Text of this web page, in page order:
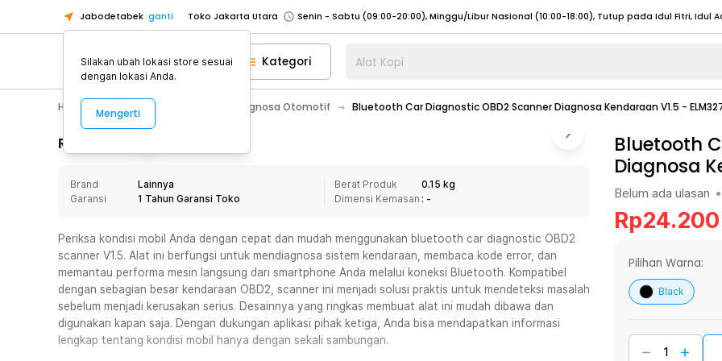
Jabodetabek ganti Toko Jakarta Utara
Toko Tangerang
Toko Cikupa
Pick n Go Jakarta Barat
Senin - Jumat (07:00 - 20:00), Sabtu - Minggu (08:00 - 20:00), Tutup pada Idul Fitri
Pick n Go Bekasi
Senin - Jumat (08:00 - 20:00), Sabtu - Minggu/ Libur Nasional (08:00 - 17:00) Selengkapnya
Senin - Jumat (08:00 - 20:00), Sabtu - Minggu/ Libur Nasional (08:00 - 17:00) Selengkapnya
Senin - Sabtu (09:00-20:00), Minggu/Libur Nasional (12:00-20:00), Tutup pada Idul Fitri
Senin - Sabtu (09:00-20:00), Minggu/Libur Nasional (12:00-20:00), Tutup pada Idul Fitri
Toko Tangerang
Toko Cikupa
Pick n Go Jakarta Barat
Senin - Jumat (07:00 - 20:00), Sabtu - Minggu (08:00 - 20:00), Tutup pada Idul Fitri
Pick n Go Bekasi
Senin - Jumat (08:00 - 20:00), Sabtu - Minggu/ Libur Nasional (08:00 - 17:00)
Selengkapnya
Pick n Go Depok
Senin - Jumat (08:00 - 20:00), Sabtu - Minggu/ Libur Nasional (08:00 - 17:00)
Kategori Alat Kopi
Hobby Mobil Peralatan Uji & Diagnosa Otomotif Bluetooth Car Diagnostic OBD2 Scanner Diagnosa Kendaraan V1.5 -
Rincian Produk
Brand
Lainnya
Garansi
1 Tahun Garansi Toko
Berat Produk
0.15 kg
Dimensi Kemasan : -
Periksa kondisi mobil Anda dengan cepat dan mudah menggunakan bluetooth car diagnostic OBD2
scanner V1.5. Alat ini berfungsi untuk mendiagnosa sistem kendaraan, membaca kode error, dan
memantau performa mesin langsung dari smartphone Anda melalui koneksi Bluetooth. Kompatibel
dengan sebagian besar kendaraan OBD2, scanner ini menjadi solusi praktis untuk mendeteksi masalah
sebelum menjadi kerusakan serius. Desainnya yang ringkas membuat alat ini mudah dibawa dan
digunakan kapan saja. Dengan dukungan aplikasi pihak ketiga, Anda bisa mendapatkan informasi
lengkap tentang kondisi mobil hanya dengan sekali sambungan.
Bluetooth
Diagnosa
Belum ada ulasan •
Rp24.200
Pilihan Warna:
Black
Silakan ubah lokasi store sesuai
dengan lokasi Anda.
Mengerti